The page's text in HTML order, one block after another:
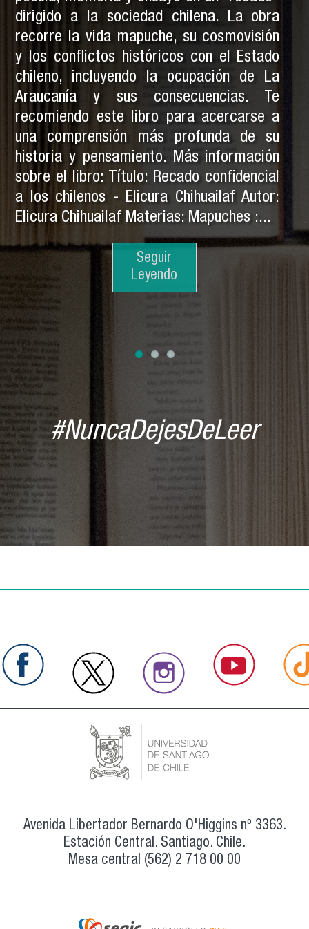
dirigido a la sociedad chilena. La obra
recorre la vida mapuche, su cosmovisión
y los conflictos históricos con el Estado
chileno, incluyendo la ocupación de La
Araucanía y sus consecuencias. Te
recomiendo este libro para acercarse a
una comprensión más profunda de su
historia y pensamiento. Más información
sobre el libro: Título: Recado confidencial
a los chilenos - Elicura Chihuailaf Autor:
Elicura Chihuailaf Materias: Mapuches :...
Seguir
Leyendo
Seguir
Leyendo
Seguir
Leyendo
#NuncaDejesDeLeer
Avenida Libertador Bernardo O'Higgins nº 3363.
Estación Central. Santiago. Chile.
Mesa central (562) 2 718 00 00